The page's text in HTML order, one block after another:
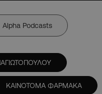
Alpha Podcasts
ΚΑΙΝΟΤΟΜΑ ΦΑΡΜΑΚΑ